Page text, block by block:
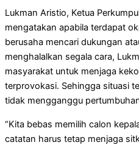
Lukman Aristio, Ketua
mengatakan apabila terdapat
berusaha mencari dukungan
menghalalkan segala cara,
masyarakat untuk menjaga
terprovokasi. Sehingga situasi
tidak mengganggu
“Kita bebas memilih calon
catatan harus tetap menjaga